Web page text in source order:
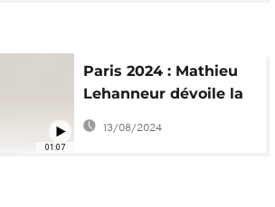
01:07
Paris 2024 : Mathieu
Lehanneur dévoile la
torche olympique
13/08/2024